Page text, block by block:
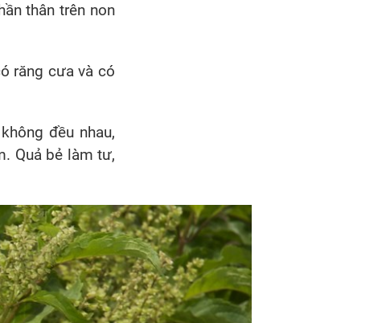
thân trên non
răng cưa và có
đều nhau,
Quả bẻ làm tư,